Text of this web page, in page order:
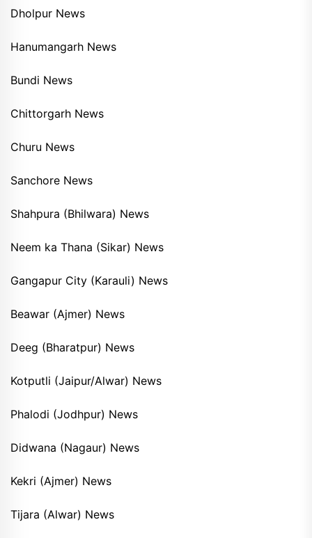
Dholpur News
Hanumangarh News
Bundi News
Chittorgarh News
Churu News
Sanchore News
Shahpura (Bhilwara) News
Neem ka Thana (Sikar) News
Gangapur City (Karauli) News
Beawar (Ajmer) News
Deeg (Bharatpur) News
Kotputli (Jaipur/Alwar) News
Phalodi (Jodhpur) News
Didwana (Nagaur) News
Kekri (Ajmer) News
Tijara (Alwar) News